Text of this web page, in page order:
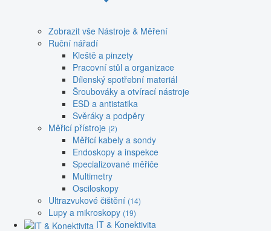
Zobrazit vše Nástroje & Měření
Ruční nářadí
Kleště a pinzety
Pracovní stůl a organizace
Dílenský spotřební materiál
Šroubováky a otvírací nástroje
ESD a antistatika
Svěráky a podpěry
Měřicí přístroje (2)
Měřicí kabely a sondy
Endoskopy a inspekce
Specializované měřiče
Multimetry
Osciloskopy
Ultrazvukové čištění (14)
Lupy a mikroskopy (19)
IT & Konektivita